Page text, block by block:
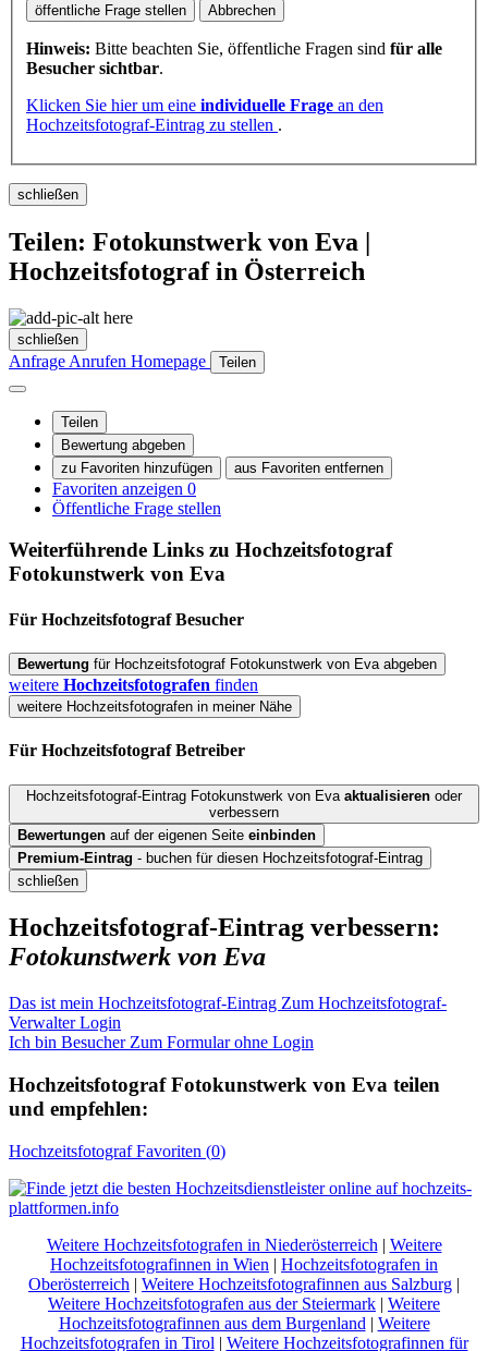
öffentliche Frage stellen Abbrechen
Hinweis: Bitte beachten Sie, öffentliche Fragen sind für alle
Besucher sichtbar.
Klicken Sie hier um eine individuelle Frage an den
Hochzeitsfotograf-Eintrag zu stellen .
schließen
Teilen: Fotokunstwerk von Eva |
Hochzeitsfotograf in Österreich
schließen
Anfrage Anrufen Homepage Teilen
Teilen
Bewertung abgeben
zu Favoriten hinzufügen
aus Favoriten entfernen
Favoriten anzeigen 0
Öffentliche Frage stellen
Weiterführende Links zu Hochzeitsfotograf
Fotokunstwerk von Eva
Für HochzeitsfotografBesucher
Bewertung für Hochzeitsfotograf Fotokunstwerk von Eva abgeben
weitere Hochzeitsfotografen finden
weitere Hochzeitsfotografen in meiner Nähe
Für HochzeitsfotografBetreiber
Hochzeitsfotograf-Eintrag Fotokunstwerk von Eva aktualisieren oder
verbessern
Bewertungen auf der eigenen Seite einbinden
Premium-Eintrag - buchen für diesen Hochzeitsfotograf-Eintrag
schließen
Hochzeitsfotograf-Eintrag verbessern:
Fotokunstwerk von Eva
Das ist mein Hochzeitsfotograf-Eintrag Zum Hochzeitsfotograf-
Verwalter Login
Ich bin Besucher Zum Formular ohne Login
HochzeitsfotografFotokunstwerk von Eva teilen
und empfehlen:
HochzeitsfotografFavoriten (0)
Weitere Hochzeitsfotografen in Niederösterreich | Weitere
Hochzeitsfotografinnen in Wien | Hochzeitsfotografen in
Oberösterreich | Weitere Hochzeitsfotografinnen aus Salzburg |
Weitere Hochzeitsfotografen aus der Steiermark | Weitere
Hochzeitsfotografinnen aus dem Burgenland | Weitere
Hochzeitsfotografen in Tirol | Weitere Hochzeitsfotografinnen für